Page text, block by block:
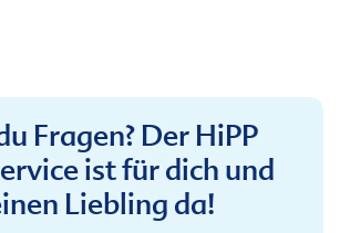
Fragen? Der HiPP
ist für dich und
Liebling da!